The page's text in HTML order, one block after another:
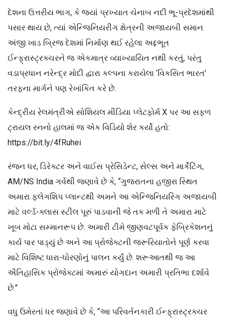
દેશના ઉત્તરીય ભાગ, કે જ્યાં પ્રખ્યાત ચેનાબ નદી ભૂ-પ્રદેશમાંથી
પસાર થાય છે, ત્યાં એન્જિનિયરીંગ ક્ષેત્રની અજાયબી સમાન
અંજી ખાડ બ્રિજ દેશમાં નિર્માણ થઈ રહેલા અદ્દભૂત
ઈન્ફ્રાસ્ટ્રક્ચરને જ એકમાત્ર વ્યાખ્યાયિત નથી કરતું, પરંતુ
વડાપ્રધાન નરેન્દ્ર મોદી દ્વારા કલ્પના કરાયેલા ‘વિકસિત ભારત’
તરફના માર્ગને પણ રેખાંકિત કરે છે.
કેન્દ્રીય રેલમંત્રીએ સોશિયલ મીડિયા પ્લેટફોર્મ X પર આ સફળ
ટ્રાયલ રનનો હાલમાં જ એક વિડિયો શેર કર્યો હતો:
https://bit.ly/4fRuhei
રંજન ધર, ડિરેક્ટર અને વાઈસ પ્રેસિડેન્ટ, સેલ્સ અને માર્કેટિંગ,
AM/NS India ગર્વથી જણાવે છે કે, “ગુજરાતના હજીરા સ્થિત
અમારા ફ્લેગશિપ પ્લાન્ટથી અમને આ એન્જિનિયરિંગ અજાયબી
માટે વર્લ્ડ-ક્લાસ સ્ટીલ પૂરું પાડવાની જે તક મળી તે અમારા માટે
ખૂબ મોટા સમ્માનરૂપ છે. અમારી ટીમે જીણવટપૂર્વક ફેબ્રિકેશનનું
કાર્ય પાર પાડ્યું છે અને આ પ્રોજેક્ટની જરૂરિયાતોને પૂર્ણ કરવા
માટે વિશિષ્ટ ધારા-ધોરણોનું પાલન કર્યું છે. શરૂઆતથી જ આ
ઐતિહાસિક પ્રોજેક્ટમાં અમારું યોગદાન અમારી પ્રતિભા દર્શાવે
છે.”
વધુ ઉમેરતાં ધર જણાવે છે કે, “આ પરિવર્તનકારી ઈન્ફ્રાસ્ટ્રક્ચર